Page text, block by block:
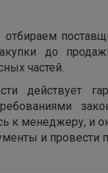
до
частей.
действует
к менеджеру,
и провести